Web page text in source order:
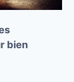
bien